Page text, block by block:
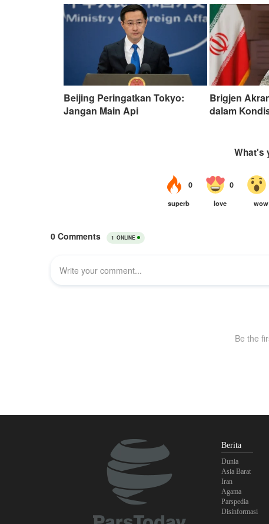
Beijing Peringatkan Tokyo:
Jangan Main Api
Brigjen
dalam
Berita
Dunia
Asia Barat
Iran
Agama
Parspedia
Disinformasi